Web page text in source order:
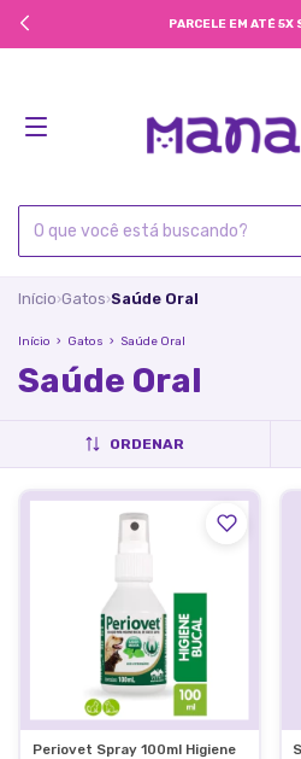
FRETE
Início›Gatos›Saúde Oral
Início › Gatos › Saúde Oral
Saúde Oral
ORDENAR
Periovet Spray 100ml Higiene